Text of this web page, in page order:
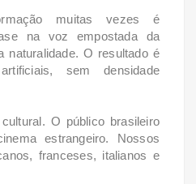
muitas vezes é
na voz empostada da
naturalidade. O resultado é
sem densidade
O público brasileiro
estrangeiro. Nossos
franceses, italianos e